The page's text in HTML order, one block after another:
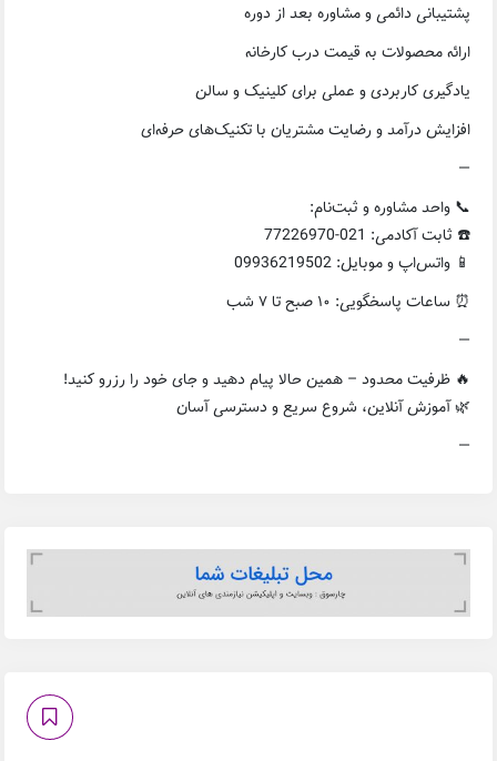
پشتیبانی دائمی و مشاوره بعد از دوره
ارائه محصولات به قیمت درب کارخانه
یادگیری کاربردی و عملی برای کلینیک و سالن
افزایش درآمد و رضایت مشتریان با تکنیک‌های حرفه‌ای
—
📞 واحد مشاوره و ثبت‌نام:
☎️ ثابت آکادمی: 021-77226970
📱 واتس‌اپ و موبایل: 09936219502
⏰ ساعات پاسخگویی: ۱۰ صبح تا ۷ شب
—
🔥 ظرفیت محدود – همین حالا پیام دهید و جای خود را رزرو کنید!
🌿 آموزش آنلاین، شروع سریع و دسترسی آسان
—